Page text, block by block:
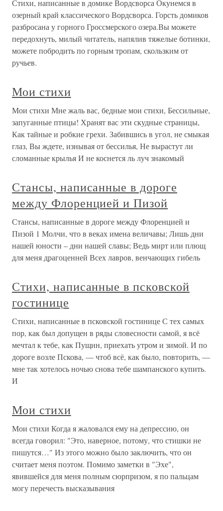
Стихи, написанные в домике Вордсворса Окунемся в
озерный край классического Вордсворса. Горсть домиков
разбросана у горного Гроссмерского озера.Вы можете
передохнуть, милый читатель, напялив тяжелые ботинки,
можете побродить по горным тропам, скользким от
ручьев.
Мои стихи
Мои стихи Мне жаль вас, бедные мои стихи, Бессильные,
запуганные птицы! Хранят вас эти скудные страницы,
Как тайные и робкие грехи. Забившись в угол, не смыкая
глаз, Вы ждете, изнывая от бессилья, Не вырастут ли
сломанные крылья И не коснется ль луч знакомый
Стансы, написанные в дороге
между Флоренцией и Пизой
Стансы, написанные в дороге между Флоренцией и
Пизой 1 Молчи, что в веках имена величавы; Лишь дни
нашей юности – дни нашей славы; Ведь мирт или плющ
для меня драгоценней Всех лавров, венчающих гибель
Стихи, написанные в псковской
гостинице
Стихи, написанные в псковской гостинице С тех самых
пор, как был допущен в ряды словесности самой, я всё
мечтал к тебе, как Пущин, приехать утром и зимой. И по
дороге возле Пскова, — чтоб всё, как было, повторить, —
мне так хотелось ночью снова тебе шампанского купить.
И
Мои стихи
Мои стихи Когда я жаловался ему на депрессию, он
всегда говорил: "Это, наверное, потому, что стишки не
пишутся…" Из этого можно было заключить, что он
считает меня поэтом. Помимо заметки в "Эхе",
явившейся для меня полным сюрпризом, я по пальцам
могу перечесть высказывания